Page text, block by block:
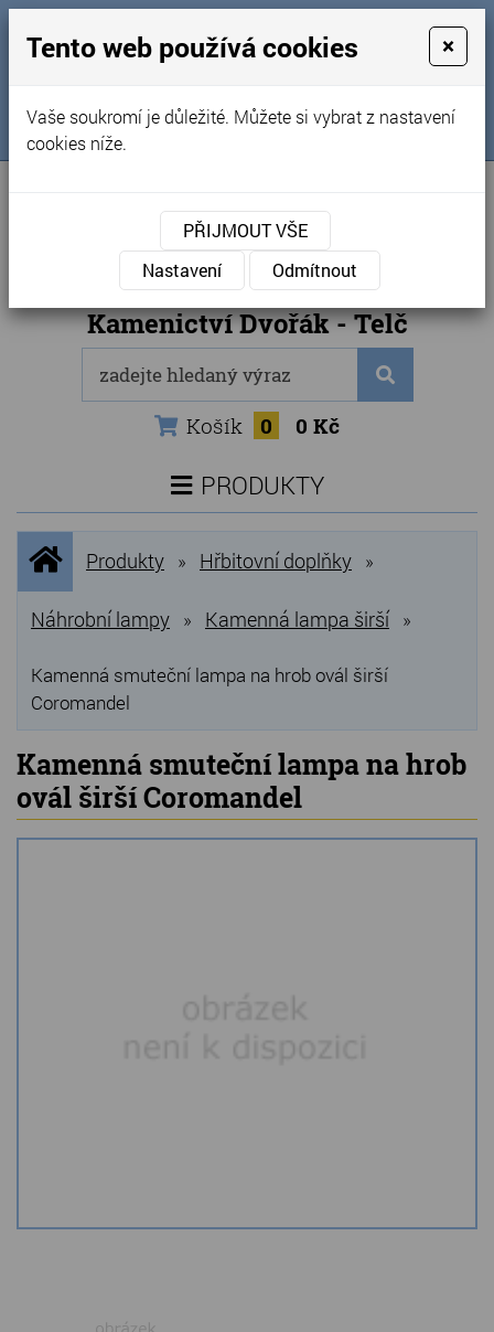
Obchodní podmínky
Kontakty
Naše kamenictví
Sledujte nás na FB
Internetový obchod
Kamenictví Dvořák - Telč
Košík 0 0 Kč
PRODUKTY
NOVINKY
NEJPRODÁVANĚJŠÍ
VÝPRODEJ
Produkty
Lávové grilovací kameny
Kamenné truhlíky
Úvodní
stránka
Produkty » Hřbitovní doplňky »
Náhrobní lampy » Kamenná lampa širší »
Kamenná smuteční lampa na hrob ovál širší
Coromandel
Kamenná smuteční lampa na hrob
ovál širší Coromandel
Tento web používá cookies ×
Vaše soukromí je důležité. Můžete si vybrat z nastavení
cookies níže.
PŘIJMOUT VŠE
Nastavení
Odmítnout